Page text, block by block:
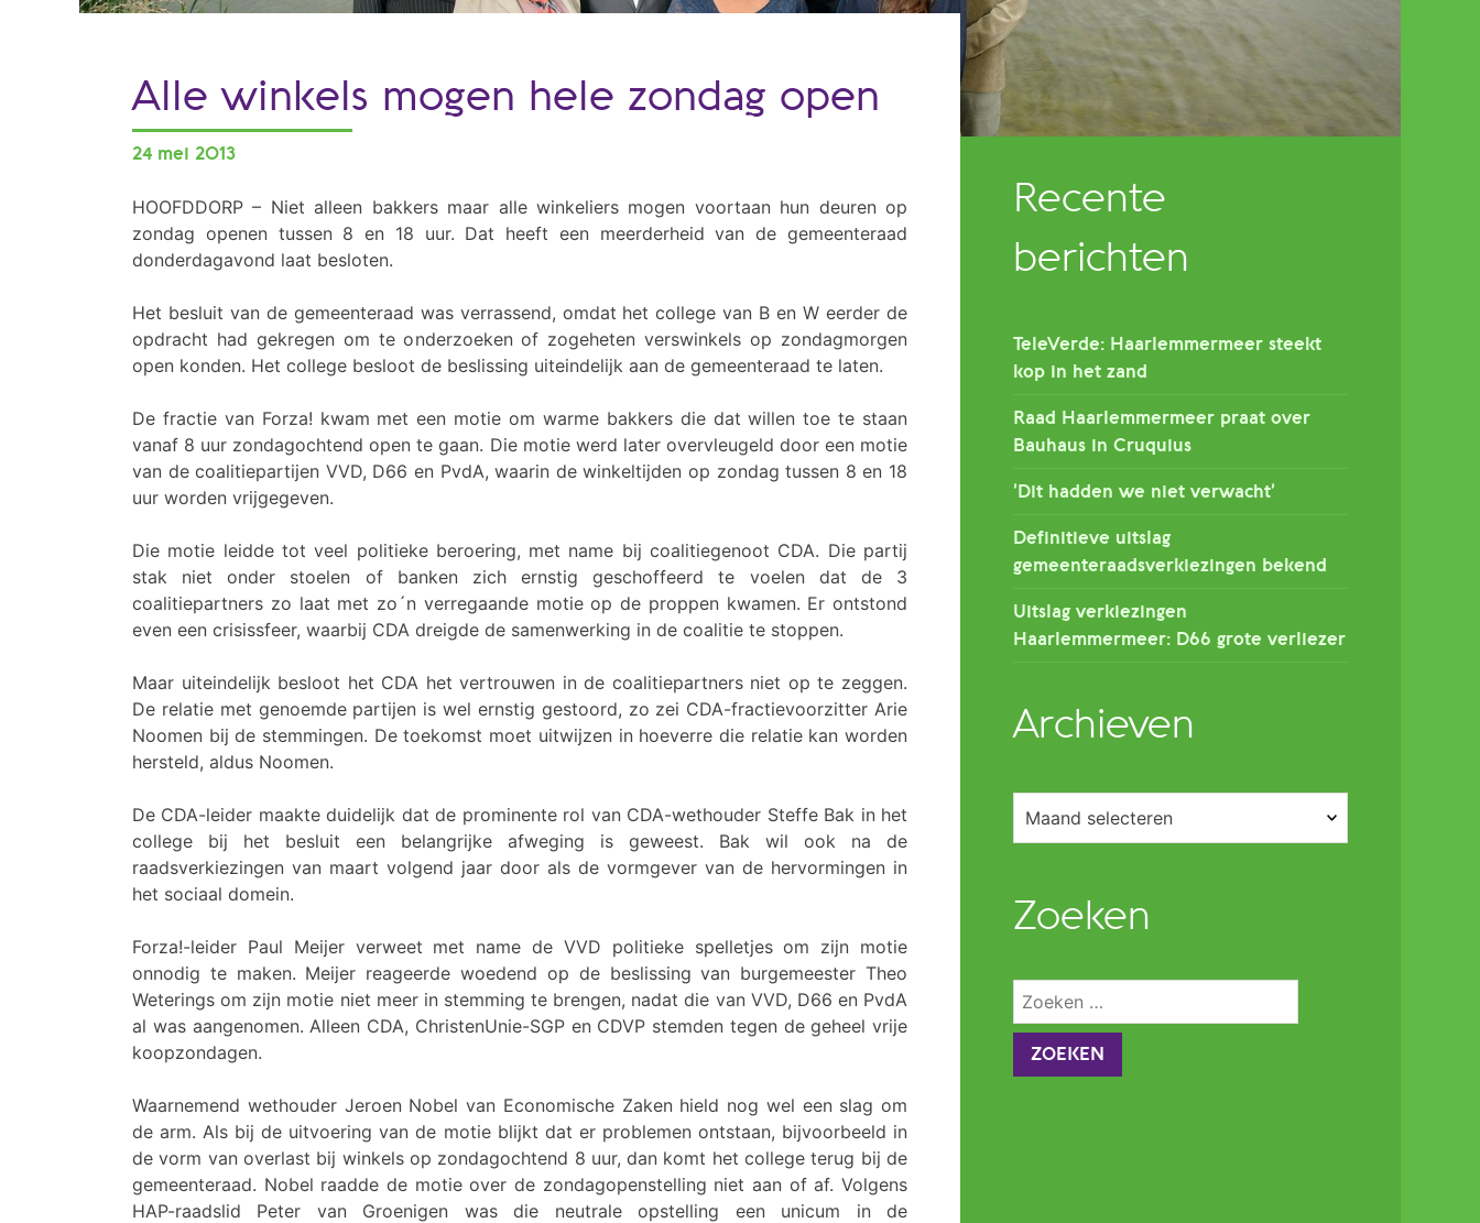
Alle winkels mogen hele zondag open
24 mei 2013
HOOFDDORP – Niet alleen bakkers maar alle winkeliers mogen voortaan hun deuren op
zondag openen tussen 8 en 18 uur. Dat heeft een meerderheid van de gemeenteraad
donderdagavond laat besloten.
Het besluit van de gemeenteraad was verrassend, omdat het college van B en W eerder de
opdracht had gekregen om te onderzoeken of zogeheten verswinkels op zondagmorgen
open konden. Het college besloot de beslissing uiteindelijk aan de gemeenteraad te laten.
De fractie van Forza! kwam met een motie om warme bakkers die dat willen toe te staan
vanaf 8 uur zondagochtend open te gaan. Die motie werd later overvleugeld door een motie
van de coalitiepartijen VVD, D66 en PvdA, waarin de winkeltijden op zondag tussen 8 en 18
uur worden vrijgegeven.
Die motie leidde tot veel politieke beroering, met name bij coalitiegenoot CDA. Die partij
stak niet onder stoelen of banken zich ernstig geschoffeerd te voelen dat de 3
coalitiepartners zo laat met zo´n verregaande motie op de proppen kwamen. Er ontstond
even een crisissfeer, waarbij CDA dreigde de samenwerking in de coalitie te stoppen.
Maar uiteindelijk besloot het CDA het vertrouwen in de coalitiepartners niet op te zeggen.
De relatie met genoemde partijen is wel ernstig gestoord, zo zei CDA-fractievoorzitter Arie
Noomen bij de stemmingen. De toekomst moet uitwijzen in hoeverre die relatie kan worden
hersteld, aldus Noomen.
De CDA-leider maakte duidelijk dat de prominente rol van CDA-wethouder Steffe Bak in het
college bij het besluit een belangrijke afweging is geweest. Bak wil ook na de
raadsverkiezingen van maart volgend jaar door als de vormgever van de hervormingen in
het sociaal domein.
Forza!-leider Paul Meijer verweet met name de VVD politieke spelletjes om zijn motie
onnodig te maken. Meijer reageerde woedend op de beslissing van burgemeester Theo
Weterings om zijn motie niet meer in stemming te brengen, nadat die van VVD, D66 en PvdA
al was aangenomen. Alleen CDA, ChristenUnie-SGP en CDVP stemden tegen de geheel vrije
koopzondagen.
Waarnemend wethouder Jeroen Nobel van Economische Zaken hield nog wel een slag om
de arm. Als bij de uitvoering van de motie blijkt dat er problemen ontstaan, bijvoorbeeld in
de vorm van overlast bij winkels op zondagochtend 8 uur, dan komt het college terug bij de
gemeenteraad. Nobel raadde de motie over de zondagopenstelling niet aan of af. Volgens
HAP-raadslid Peter van Groenigen was die neutrale opstelling een unicum in de
Recente
berichten
TeleVerde: Haarlemmermeer steekt
kop in het zand
Raad Haarlemmermeer praat over
Bauhaus in Cruquius
’Dit hadden we niet verwacht’
Definitieve uitslag
gemeenteraadsverkiezingen bekend
Uitslag verkiezingen
Haarlemmermeer: D66 grote verliezer
Archieven
Archieven
Zoeken
Zoeken
naar: